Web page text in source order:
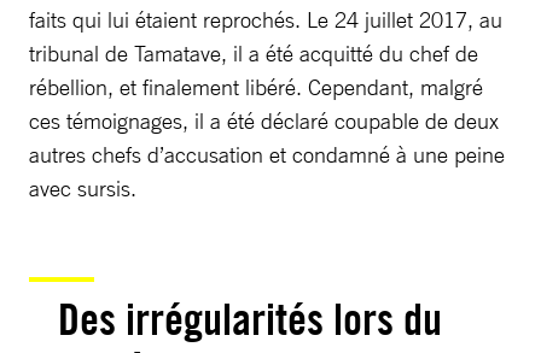
faits qui lui étaient reprochés. Le 24 juillet 2017, au
tribunal de Tamatave, il a été acquitté du chef de
rébellion, et finalement libéré. Cependant, malgré
ces témoignages, il a été déclaré coupable de deux
autres chefs d’accusation et condamné à une peine
avec sursis.
Des irrégularités lors du